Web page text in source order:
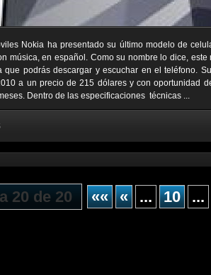
Nokia ha presentado su último modelo de
música, en español. Como su nombre lo dice,
que podrás descargar y escuchar en el teléfono.
a un precio de 215 dólares y con oportunidad
Dentro de las especificaciones técnicas ...
20 de 20 «« « ... 10 ...